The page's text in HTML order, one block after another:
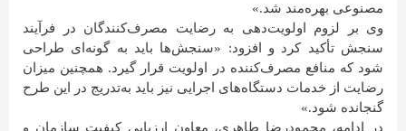
مصنوعی بهره‌مند شد.»
وی بر لزوم اولویت‌دهی به رضایت مصرف‌کنندگان در فرآیند
سنجش تأکید کرد و افزود: «سنجش‌ها باید به گونه‌ای طراحی
شود که منافع مصرف‌کننده در اولویت قرار گیرد. همچنین میزان
رضایت از خدمات دستگاه‌های اجرایی نیز باید به‌تدریج در این طرح
گنجانده شود.»
در ادامه، محمودرضا طاهری، معاون ارزیابی کیفیت سازمان و